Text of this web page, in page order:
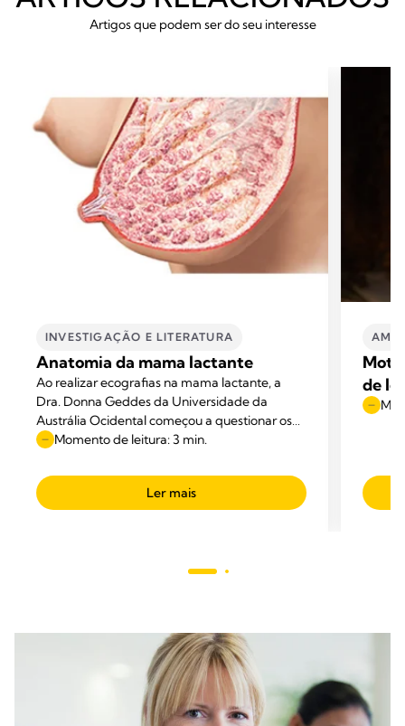
Artigos que podem ser do seu interesse
INVESTIGAÇÃO E LITERATURA
Anatomia da mama lactante
Ao realizar ecografias na mama lactante, a
Dra. Donna Geddes da Universidade da
Austrália Ocidental começou a questionar os
diagramas anatómicos apresentados nos
Momento de leitura: 3 min.
Ler mais
de